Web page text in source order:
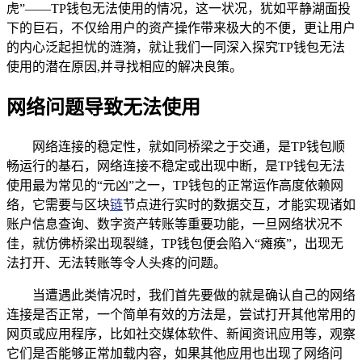
虎”——TP钱包无法使用的情况，这一状况，犹如平静湖面投
下的巨石，不仅给用户的资产操作带来极大的不便，更让用户
的内心泛起担忧的涟漪，就让我们一同深入探究TP钱包无法
使用的潜在原因,并寻找相应的解决良策。
网络问题导致无法使用
网络连接的稳定性，就如同桥梁之于交通，是TP钱包顺
畅运行的基石，网络连接不稳定或出现中断，是TP钱包无法
使用最为常见的“元凶”之一，TP钱包的正常运作高度依赖网
络，它需要与区块链节点进行实时的数据交互，才能实现诸如
账户信息查询、数字资产转账等重要功能，一旦网络状况不
佳，就仿佛桥梁出现裂缝，TP钱包便会陷入“瘫痪”，出现无
法打开、无法转账等令人头疼的问题。
当遭遇此类情况时，我们首先要做的就是确认自己的网络
连接是否正常，一个简单有效的方法是，尝试打开其他常用的
网页或应用程序，比如社交媒体软件、新闻资讯应用等，观察
它们是否能够正常加载内容，如果其他应用也出现了网络问